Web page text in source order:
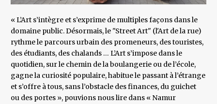
« L’Art s’intègre et s’exprime de multiples façons dans le
domaine public. Désormais, le "Street Art" (l'Art de la rue)
rythme le parcours urbain des promeneurs, des touristes,
des étudiants, des chalands … L’Art s’impose dans le
quotidien, sur le chemin de la boulangerie ou de l’école,
gagne la curiosité populaire, habitue le passant à l’étrange
et s’offre à tous, sans l’obstacle des finances, du guichet
ou des portes », pouvions nous lire dans « Namur